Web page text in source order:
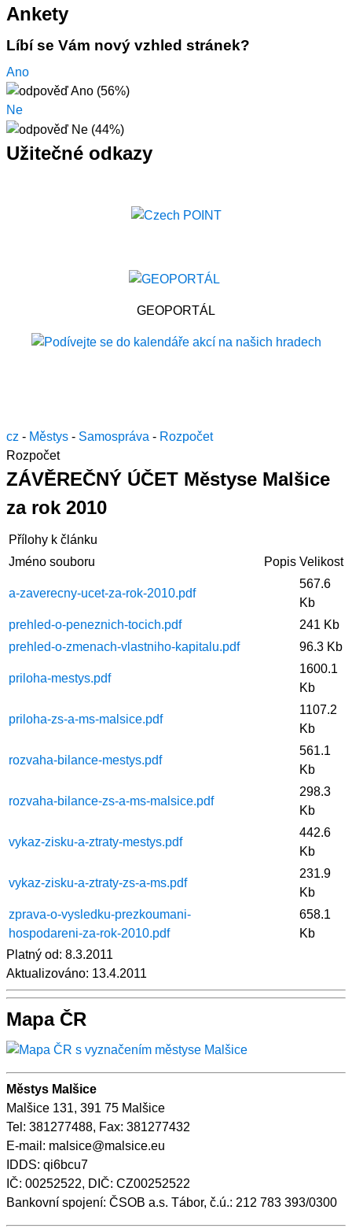
Ankety
Líbí se Vám nový vzhled stránek?
Ano
Ne
Užitečné odkazy
GEOPORTÁL
cz - Městys - Samospráva - Rozpočet
Rozpočet
ZÁVĚREČNÝ ÚČET Městyse Malšice
za rok 2010
Přílohy k článku
Jméno souboru
Popis Velikost
a-zaverecny-ucet-za-rok-2010.pdf
567.6
Kb
prehled-o-peneznich-tocich.pdf
241 Kb
prehled-o-zmenach-vlastniho-kapitalu.pdf
96.3 Kb
priloha-mestys.pdf
1600.1
Kb
priloha-zs-a-ms-malsice.pdf
1107.2
Kb
rozvaha-bilance-mestys.pdf
561.1
Kb
rozvaha-bilance-zs-a-ms-malsice.pdf
298.3
Kb
vykaz-zisku-a-ztraty-mestys.pdf
442.6
Kb
vykaz-zisku-a-ztraty-zs-a-ms.pdf
231.9
Kb
zprava-o-vysledku-prezkoumani-
hospodareni-za-rok-2010.pdf
658.1
Kb
Platný od: 8.3.2011
Aktualizováno: 13.4.2011
Mapa ČR
Městys Malšice
Malšice 131, 391 75 Malšice
Tel: 381277488, Fax: 381277432
E-mail: malsice@malsice.eu
IDDS: qi6bcu7
IČ: 00252522, DIČ: CZ00252522
Bankovní spojení: ČSOB a.s. Tábor, č.ú.: 212 783 393/0300